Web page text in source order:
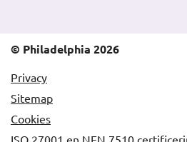
© Philadelphia 2026
Privacy
Sitemap
Cookies
ISO 27001 en NEN 7510